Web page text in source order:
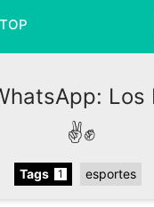
Los
✌️✊
Tags 1 esportes